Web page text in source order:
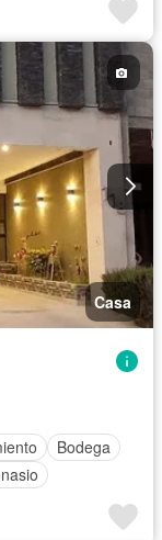
Casa
Bodega